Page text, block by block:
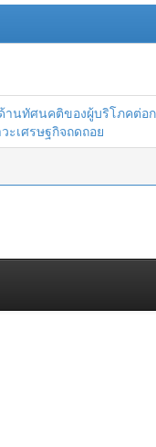
านทัศนคติของผู้บริโภคต่อ
ะเศรษฐกิจถดถอย